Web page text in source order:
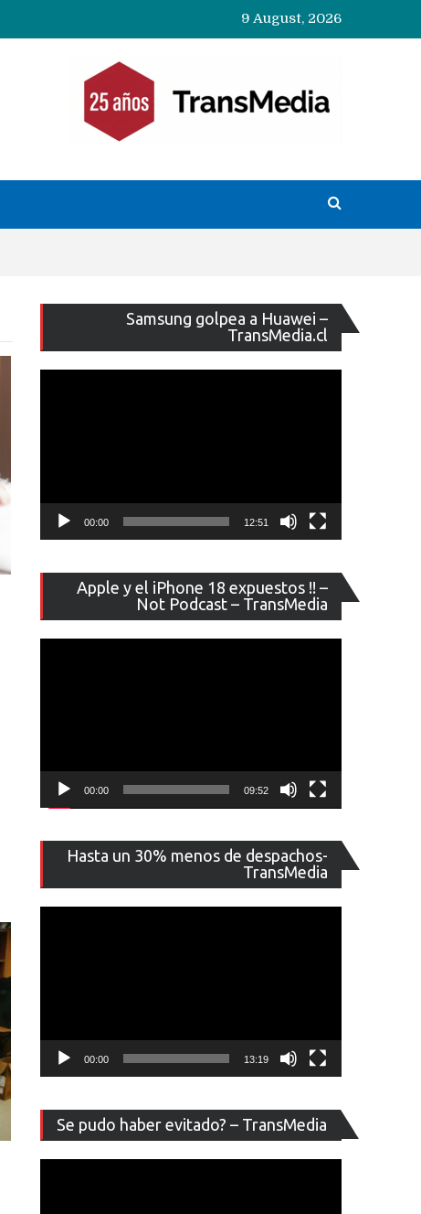
9 August, 2026
Samsung golpea a Huawei –
TransMedia.cl
de
vídeo
00:00 12:51
Apple y el iPhone 18 expuestos !! –
Not Podcast – TransMedia
de
vídeo
00:00 09:52
Hasta un 30% menos de despachos-
TransMedia
de
vídeo
00:00 13:19
Se pudo haber evitado? – TransMedia
de
vídeo